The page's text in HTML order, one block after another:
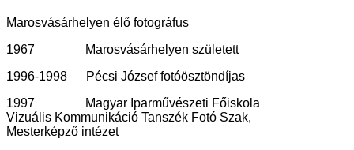
Marosvásárhelyen élő fotográfus
1967 Marosvásárhelyen született
1996-1998 Pécsi József fotóösztöndíjas
1997 Magyar Iparművészeti Főiskola
Vizuális Kommunikáció Tanszék Fotó Szak,
Mesterképző intézet